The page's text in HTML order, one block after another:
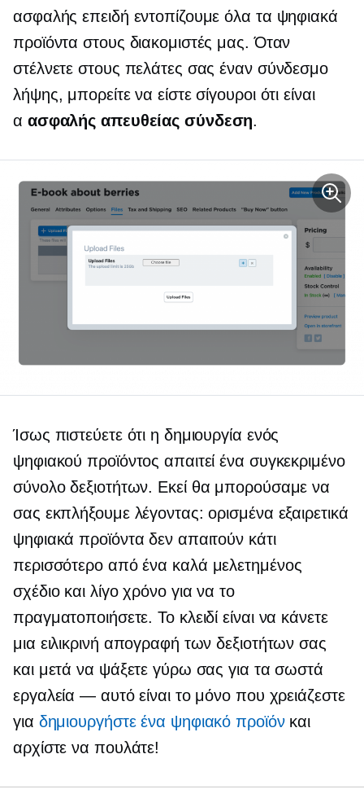
ασφαλής επειδή εντοπίζουμε όλα τα ψηφιακά
προϊόντα στους διακομιστές μας. Όταν
στέλνετε στους πελάτες σας έναν σύνδεσμο
λήψης, μπορείτε να είστε σίγουροι ότι είναι
α ασφαλής απευθείας σύνδεση.
Ίσως πιστεύετε ότι η δημιουργία ενός
ψηφιακού προϊόντος απαιτεί ένα συγκεκριμένο
σύνολο δεξιοτήτων. Εκεί θα μπορούσαμε να
σας εκπλήξουμε λέγοντας: ορισμένα εξαιρετικά
ψηφιακά προϊόντα δεν απαιτούν κάτι
περισσότερο από ένα καλά μελετημένος
σχέδιο και λίγο χρόνο για να το
πραγματοποιήσετε. Το κλειδί είναι να κάνετε
μια ειλικρινή απογραφή των δεξιοτήτων σας
και μετά να ψάξετε γύρω σας για τα σωστά
εργαλεία — αυτό είναι το μόνο που χρειάζεστε
για δημιουργήστε ένα ψηφιακό προϊόνκαι
αρχίστε να πουλάτε!